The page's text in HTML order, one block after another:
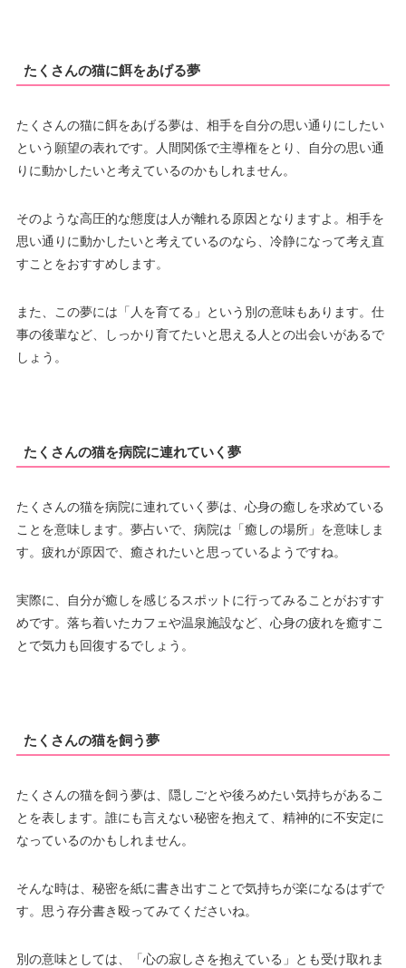
たくさんの猫に餌をあげる夢
たくさんの猫に餌をあげる夢は、相手を自分の思い通りにしたい
という願望の表れです。人間関係で主導権をとり、自分の思い通
りに動かしたいと考えているのかもしれません。
そのような高圧的な態度は人が離れる原因となりますよ。相手を
思い通りに動かしたいと考えているのなら、冷静になって考え直
すことをおすすめします。
また、この夢には「人を育てる」という別の意味もあります。仕
事の後輩など、しっかり育てたいと思える人との出会いがあるで
しょう。
たくさんの猫を病院に連れていく夢
たくさんの猫を病院に連れていく夢は、心身の癒しを求めている
ことを意味します。夢占いで、病院は「癒しの場所」を意味しま
す。疲れが原因で、癒されたいと思っているようですね。
実際に、自分が癒しを感じるスポットに行ってみることがおすす
めです。落ち着いたカフェや温泉施設など、心身の疲れを癒すこ
とで気力も回復するでしょう。
たくさんの猫を飼う夢
たくさんの猫を飼う夢は、隠しごとや後ろめたい気持ちがあるこ
とを表します。誰にも言えない秘密を抱えて、精神的に不安定に
なっているのかもしれません。
そんな時は、秘密を紙に書き出すことで気持ちが楽になるはずで
す。思う存分書き殴ってみてくださいね。
別の意味としては、「心の寂しさを抱えている」とも受け取れま